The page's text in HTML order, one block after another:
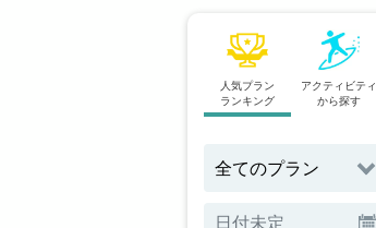
人気プラン
ランキング
アクティビティ
から探す